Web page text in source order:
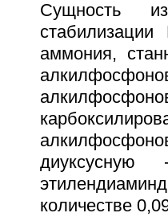
Сущность
аммония,
количестве